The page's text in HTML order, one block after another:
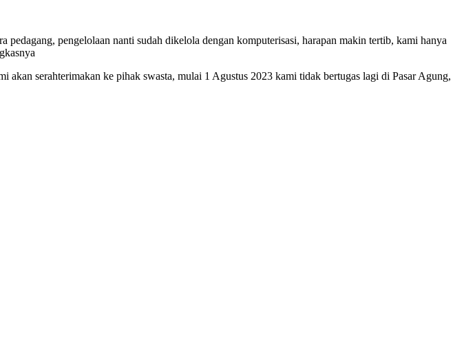
pengelolaan nanti sudah dikelola dengan komputerisasi, harapan makin tertib, kami hanya
serahterimakan ke pihak swasta, mulai 1 Agustus 2023 kami tidak bertugas lagi di Pasar Agung,